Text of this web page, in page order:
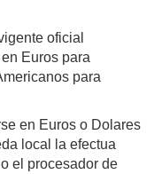
oficial
Euros para
para
en Euros o Dolares
local la efectua
el procesador de